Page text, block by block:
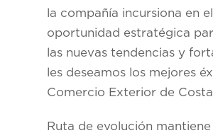
la compañía incursiona en
oportunidad estratégica
las nuevas tendencias y
les deseamos los mejores
Comercio Exterior de Costa
Ruta de evolución